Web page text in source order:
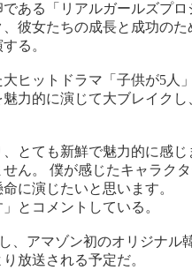
ある「リアルガールズプロ
彼女たちの成長と成功のた
る。
ヒットドラマ「子供が5人
力的に演じて大ブレイクし
とても新鮮で魅力的に感じ
ん。 僕が感じたキャラク
に演じたいと思います。
とコメントしている。
、アマゾン初のオリジナル
放送される予定だ。